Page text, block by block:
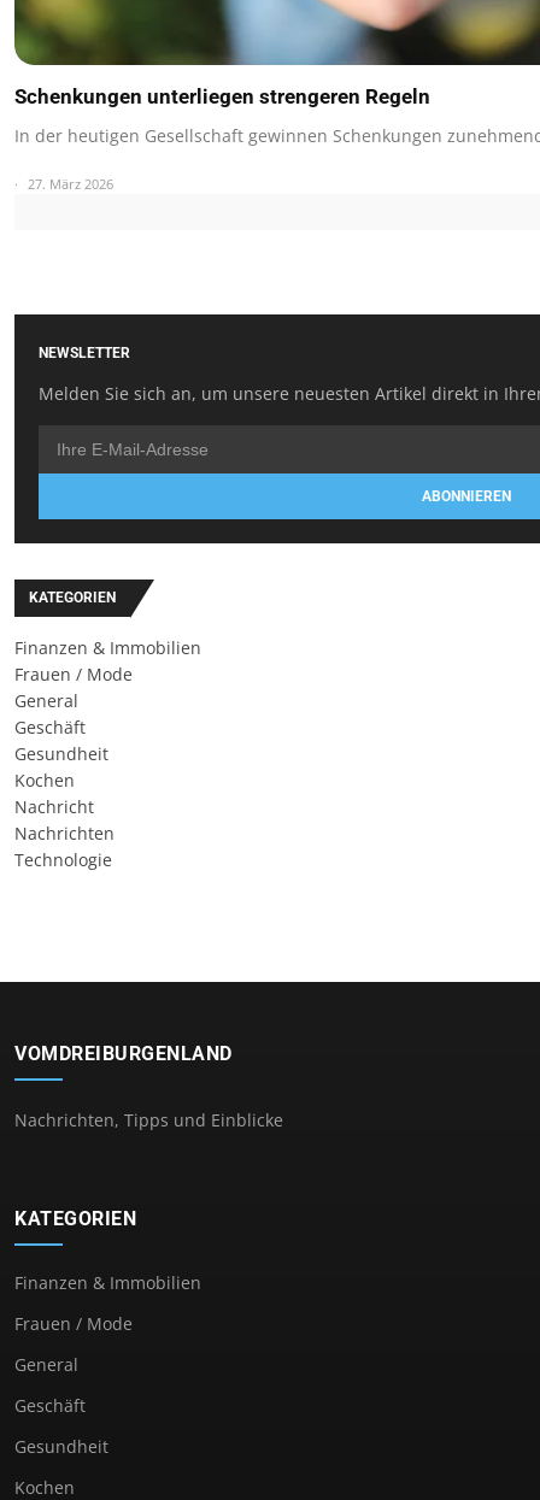
Schenkungen unterliegen strengeren Regeln
In der heutigen Gesellschaft gewinnen Schenkungen
27. März 2026
NEWSLETTER
Melden Sie sich an, um unsere neuesten Artikel direkt in
ABONNIEREN
KATEGORIEN
Finanzen & Immobilien
Frauen / Mode
General
Geschäft
Gesundheit
Kochen
Nachricht
Nachrichten
Technologie
VOMDREIBURGENLAND
Nachrichten, Tipps und Einblicke
KATEGORIEN
Finanzen & Immobilien
Frauen / Mode
General
Geschäft
Gesundheit
Kochen